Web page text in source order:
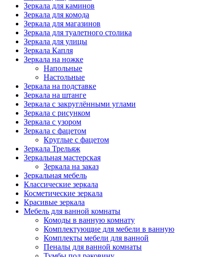
Зеркала для каминов
Зеркала для комода
Зеркала для магазинов
Зеркала для туалетного столика
Зеркала для улицы
Зеркала Капля
Зеркала на ножке
Напольные
Настольные
Зеркала на подставке
Зеркала на штанге
Зеркала с закруглёнными углами
Зеркала с рисунком
Зеркала с узором
Зеркала с фацетом
Круглые с фацетом
Зеркала Трельяж
Зеркальная мастерская
Зеркала на заказ
Зеркальная мебель
Классические зеркала
Косметические зеркала
Красивые зеркала
Мебель для ванной комнаты
Комоды в ванную комнату
Комплектующие для мебели в ванную
Комплекты мебели для ванной
Пеналы для ванной комнаты